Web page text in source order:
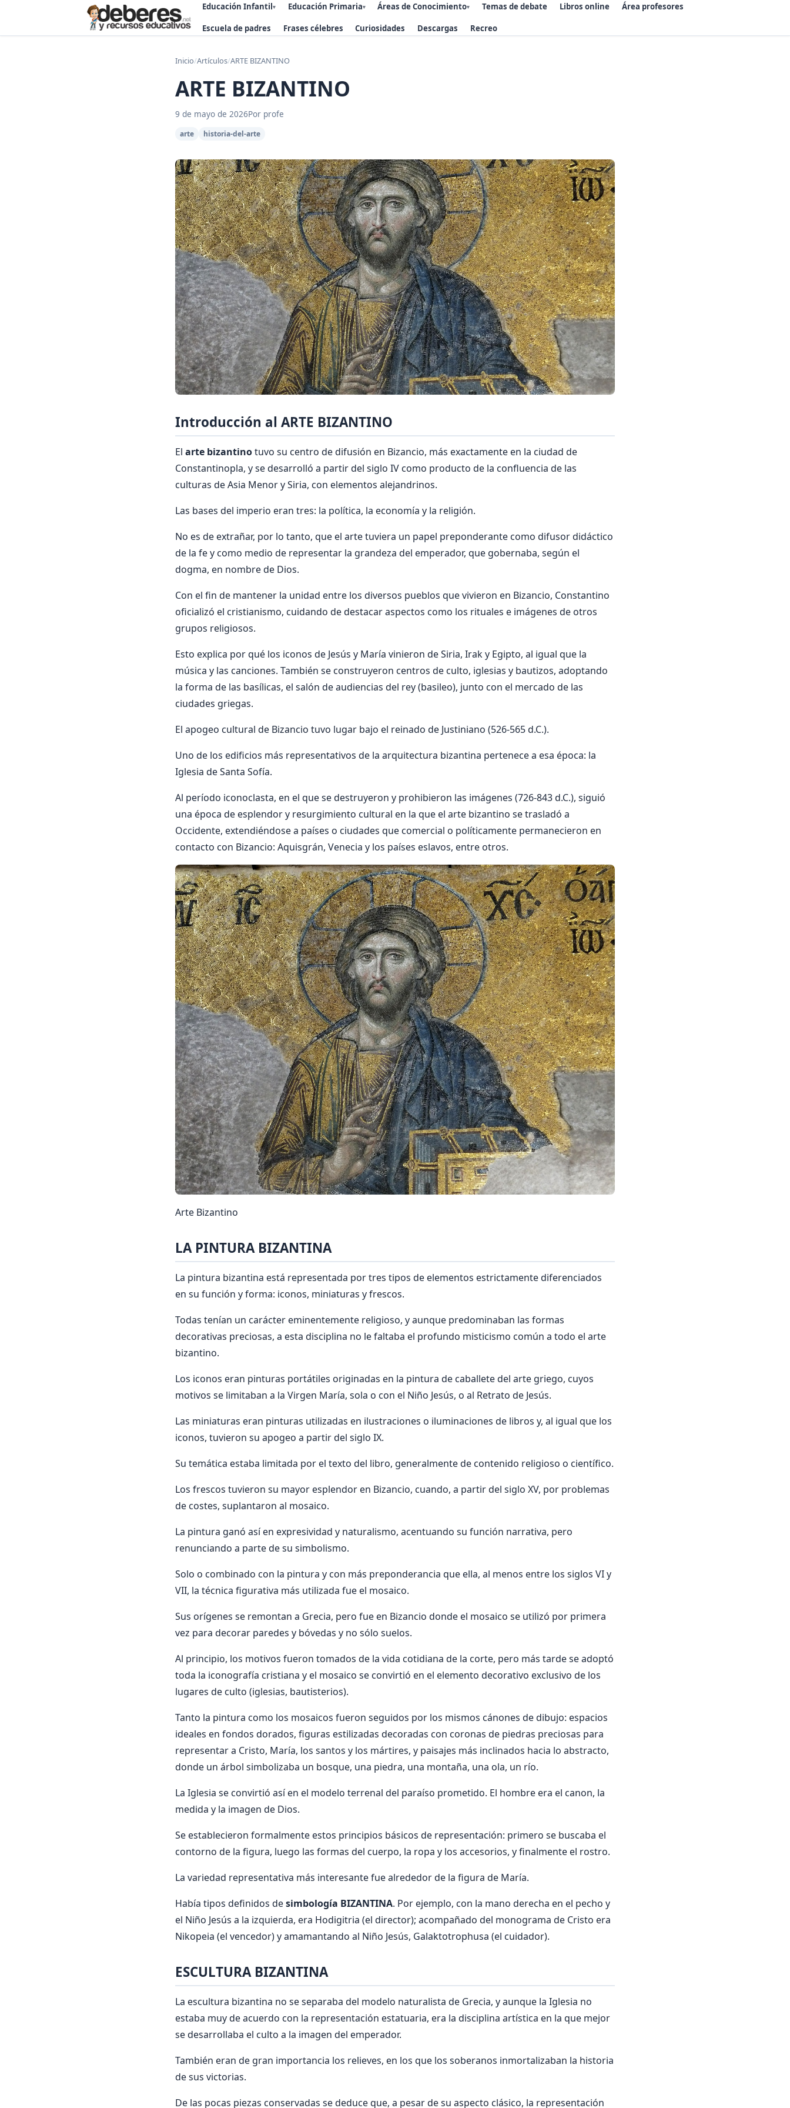
Educación Infantil▾ Educación Primaria▾ Áreas de Conocimiento▾ Temas de debate Libros online Área profesores
Escuela de padres Frases célebres Curiosidades Descargas Recreo
Inicio/Artículos/ARTE BIZANTINO
ARTE BIZANTINO
9 de mayo de 2026Por profe
arte historia-del-arte
Introducción al ARTE BIZANTINO
El arte bizantinotuvo su centro de difusión en Bizancio, más exactamente en la ciudad de
Constantinopla, y se desarrolló a partir del siglo IV como producto de la confluencia de las
culturas de Asia Menor y Siria, con elementos alejandrinos.
Las bases del imperio eran tres: la política, la economía y la religión.
No es de extrañar, por lo tanto, que el arte tuviera un papel preponderante como difusor didáctico
de la fe y como medio de representar la grandeza del emperador, que gobernaba, según el
dogma, en nombre de Dios.
Con el fin de mantener la unidad entre los diversos pueblos que vivieron en Bizancio, Constantino
oficializó el cristianismo, cuidando de destacar aspectos como los rituales e imágenes de otros
grupos religiosos.
Esto explica por qué los iconos de Jesús y María vinieron de Siria, Irak y Egipto, al igual que la
música y las canciones. También se construyeron centros de culto, iglesias y bautizos, adoptando
la forma de las basílicas, el salón de audiencias del rey (basileo), junto con el mercado de las
ciudades griegas.
El apogeo cultural de Bizancio tuvo lugar bajo el reinado de Justiniano (526-565 d.C.).
Uno de los edificios más representativos de la arquitectura bizantina pertenece a esa época: la
Iglesia de Santa Sofía.
Al período iconoclasta, en el que se destruyeron y prohibieron las imágenes (726-843 d.C.), siguió
una época de esplendor y resurgimiento cultural en la que el arte bizantino se trasladó a
Occidente, extendiéndose a países o ciudades que comercial o políticamente permanecieron en
contacto con Bizancio: Aquisgrán, Venecia y los países eslavos, entre otros.
Arte Bizantino
LA PINTURA BIZANTINA
La pintura bizantina está representada por tres tipos de elementos estrictamente diferenciados
en su función y forma: iconos, miniaturas y frescos.
Todas tenían un carácter eminentemente religioso, y aunque predominaban las formas
decorativas preciosas, a esta disciplina no le faltaba el profundo misticismo común a todo el arte
bizantino.
Los iconos eran pinturas portátiles originadas en la pintura de caballete del arte griego, cuyos
motivos se limitaban a la Virgen María, sola o con el Niño Jesús, o al Retrato de Jesús.
Las miniaturas eran pinturas utilizadas en ilustraciones o iluminaciones de libros y, al igual que los
iconos, tuvieron su apogeo a partir del siglo IX.
Su temática estaba limitada por el texto del libro, generalmente de contenido religioso o científico.
Los frescos tuvieron su mayor esplendor en Bizancio, cuando, a partir del siglo XV, por problemas
de costes, suplantaron al mosaico.
La pintura ganó así en expresividad y naturalismo, acentuando su función narrativa, pero
renunciando a parte de su simbolismo.
Solo o combinado con la pintura y con más preponderancia que ella, al menos entre los siglos VI y
VII, la técnica figurativa más utilizada fue el mosaico.
Sus orígenes se remontan a Grecia, pero fue en Bizancio donde el mosaico se utilizó por primera
vez para decorar paredes y bóvedas y no sólo suelos.
Al principio, los motivos fueron tomados de la vida cotidiana de la corte, pero más tarde se adoptó
toda la iconografía cristiana y el mosaico se convirtió en el elemento decorativo exclusivo de los
lugares de culto (iglesias, bautisterios).
Tanto la pintura como los mosaicos fueron seguidos por los mismos cánones de dibujo: espacios
ideales en fondos dorados, figuras estilizadas decoradas con coronas de piedras preciosas para
representar a Cristo, María, los santos y los mártires, y paisajes más inclinados hacia lo abstracto,
donde un árbol simbolizaba un bosque, una piedra, una montaña, una ola, un río.
La Iglesia se convirtió así en el modelo terrenal del paraíso prometido. El hombre era el canon, la
medida y la imagen de Dios.
Se establecieron formalmente estos principios básicos de representación: primero se buscaba el
contorno de la figura, luego las formas del cuerpo, la ropa y los accesorios, y finalmente el rostro.
La variedad representativa más interesante fue alrededor de la figura de María.
Había tipos definidos desimbología BIZANTINA. Por ejemplo, con la mano derecha en el pecho y
el Niño Jesús a la izquierda, era Hodigitria (el director); acompañado del monograma de Cristo era
Nikopeia (el vencedor) y amamantando al Niño Jesús, Galaktotrophusa (el cuidador).
ESCULTURA BIZANTINA
La escultura bizantina no se separaba del modelo naturalista de Grecia, y aunque la Iglesia no
estaba muy de acuerdo con la representación estatuaria, era la disciplina artística en la que mejor
se desarrollaba el culto a la imagen del emperador.
También eran de gran importancia los relieves, en los que los soberanos inmortalizaban la historia
de sus victorias.
De las pocas piezas conservadas se deduce que, a pesar de su aspecto clásico, la representación